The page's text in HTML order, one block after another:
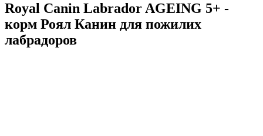
Royal Canin Labrador AGEING 5+ -
корм Роял Канин для пожилих
лабрадоров